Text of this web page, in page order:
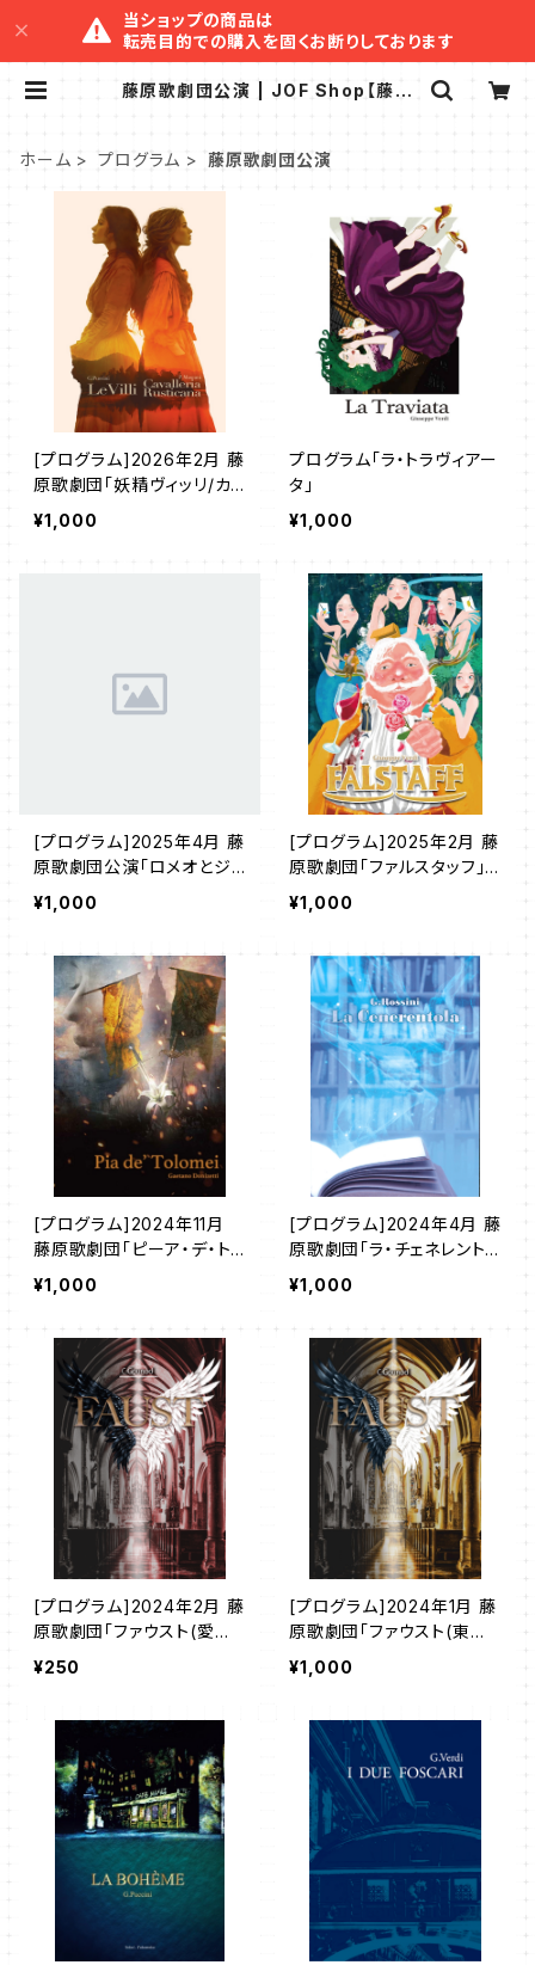
当ショップの商品は
転売目的での購入を固くお断りしております
藤原歌劇団公演 | JOF Shop【藤原
ホーム プログラム 藤原歌劇団公演
[プログラム]2026年2月 藤
原歌劇団「妖精ヴィッリ/カ
ヴァレリア・ルスティカーナ」
(東京)
¥1,000
プログラム「ラ・トラヴィアー
タ」
¥1,000
[プログラム]2025年4月 藤
原歌劇団公演「ロメオとジ
ュリエット」
¥1,000
[プログラム]2025年2月 藤
原歌劇団「ファルスタッフ」
(東京)
¥1,000
[プログラム]2024年11月
藤原歌劇団「ピーア・デ・ト
ロメイ」
¥1,000
[プログラム]2024年4月 藤
原歌劇団「ラ・チェネレント
ラ」
¥1,000
[プログラム]2024年2月 藤
原歌劇団「ファウスト(愛知
公演)」
¥250
[プログラム]2024年1月 藤
原歌劇団「ファウスト(東京
公演)」
¥1,000